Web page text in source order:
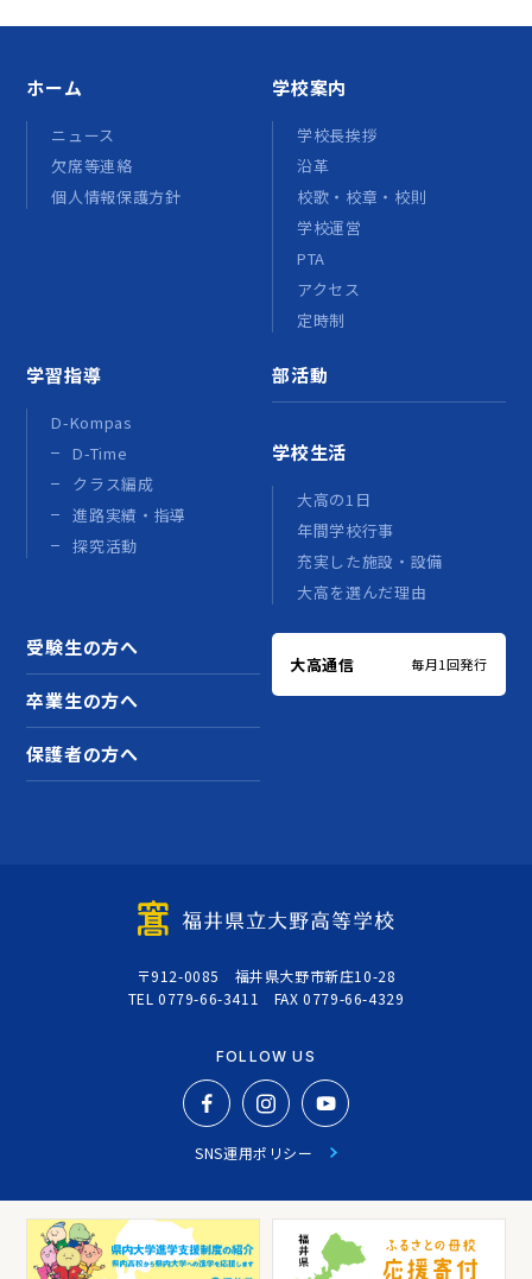
ホーム
ニュース
欠席等連絡
個人情報保護方針
学校案内
学校長挨拶
沿革
校歌・校章・校則
学校運営
PTA
アクセス
定時制
学習指導
D-Kompas
D-Time
クラス編成
進路実績・指導
探究活動
部活動
学校生活
大高の1日
年間学校行事
充実した施設・設備
大高を選んだ理由
受験生の方へ
卒業生の方へ
保護者の方へ
大高通信 毎月1回発行
〒912-0085 福井県大野市新庄10-28
TEL 0779-66-3411 FAX 0779-66-4329
FOLLOW US
SNS運用ポリシー